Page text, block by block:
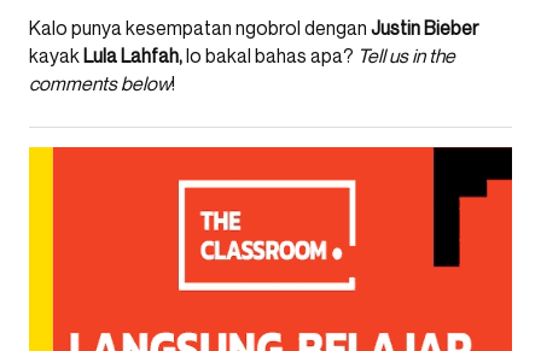
Kalo punya kesempatan ngobrol dengan Justin Bieber
kayak Lula Lahfah,lo bakal bahas apa? Tell us in the
comments below!